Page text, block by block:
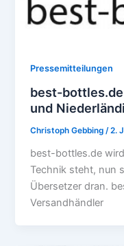
Pressemitteilungen
best-
und
Christoph Gebbing /2.
best-bottles.de
Technik steht, nun
Übersetzer dran.
Versandhändler